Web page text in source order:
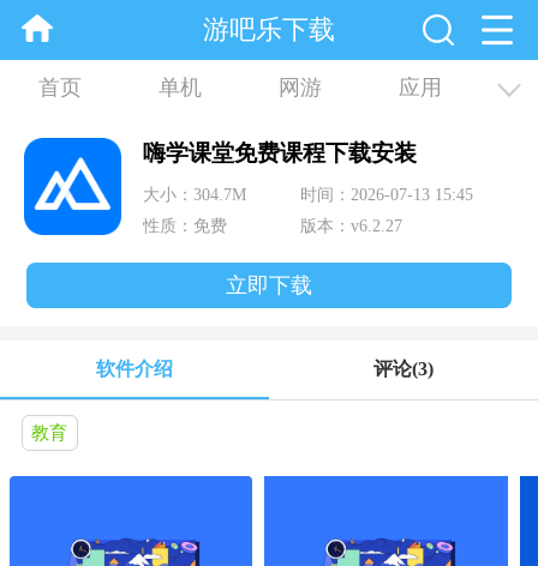
游吧乐下载
首页 单机 网游 应用
资讯 合集
嗨学课堂免费课程下载安装
大小：304.7M
时间：2026-07-13 15:45
性质：免费
版本：v6.2.27
立即下载
软件介绍 评论(3)
教育